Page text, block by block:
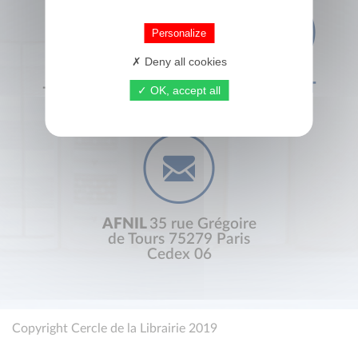
+33 (0) 1 44 41 29 19 CONTACT
AFNIL 35 rue Grégoire
de Tours 75279 Paris
Cedex 06
Copyright Cercle de la Librairie 2019
Personalize
Deny all cookies
OK, accept all